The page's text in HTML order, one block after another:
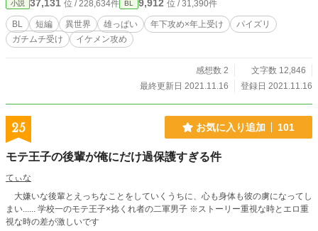
小説 37,131 位 / 228,634件 BL 9,912 位 / 31,390件
BL 短編 異世界 雄っぱい 年下攻め×年上受け
パイズリ
ガチムチ受け
イケメン攻め
感想数 2
文字数 12,846
最終更新日 2021.11.16
登録日 2021.11.16
25 お気に入り追加 101
モテ王子の後輩が俺にだけ過保護すぎる件
てぃな
大嫌いな後輩とえっちなことをしていくうちに、心も身体も彼の虜になってし
まい...... 学校一のモテ王子×捻くれ者の二軍男子 ※ストーリー重視な時とエロ重
視な時の差が激しいです